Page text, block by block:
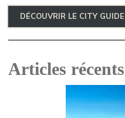
DÉCOUVRIR LE CITY GUIDE
Articles récents